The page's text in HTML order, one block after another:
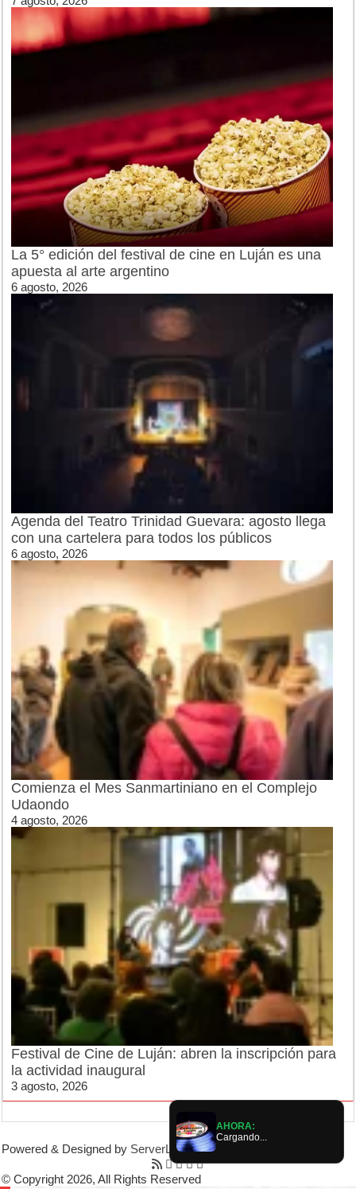
La 5° edición del festival de cine en Luján es una
apuesta al arte argentino
6 agosto, 2026
Agenda del Teatro Trinidad Guevara: agosto llega
con una cartelera para todos los públicos
6 agosto, 2026
Comienza el Mes Sanmartiniano en el Complejo
Udaondo
4 agosto, 2026
Festival de Cine de Luján: abren la inscripción para
la actividad inaugural
3 agosto, 2026
Powered & Designed by ServerLujan|
© Copyright 2026, All Rights Reserved
AHORA:
Cargando...